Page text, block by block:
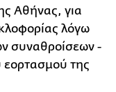
Αθήνας, για
λόγω
συναθροίσεων -
εορτασμού της